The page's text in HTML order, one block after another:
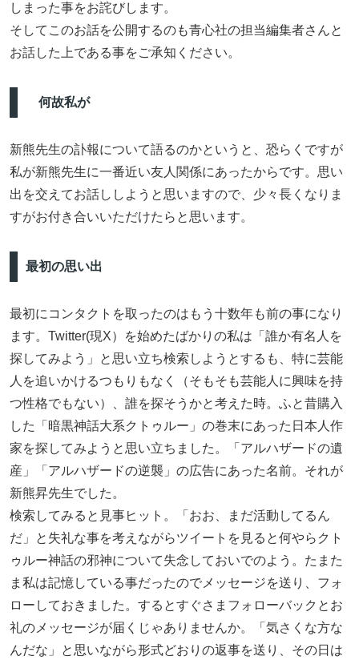
しまった事をお詫びします。
そしてこのお話を公開するのも青心社の担当編集者さんと
お話した上である事をご承知ください。
何故私が
新熊先生の訃報について語るのかというと、恐らくですが
私が新熊先生に一番近い友人関係にあったからです。思い
出を交えてお話ししようと思いますので、少々長くなりま
すがお付き合いいただけたらと思います。
最初の思い出
最初にコンタクトを取ったのはもう十数年も前の事になり
ます。Twitter(現X）を始めたばかりの私は「誰か有名人を
探してみよう」と思い立ち検索しようとするも、特に芸能
人を追いかけるつもりもなく（そもそも芸能人に興味を持
つ性格でもない）、誰を探そうかと考えた時。ふと昔購入
した「暗黒神話大系クトゥルー」の巻末にあった日本人作
家を探してみようと思い立ちました。「アルハザードの遺
産」「アルハザードの逆襲」の広告にあった名前。それが
新熊昇先生でした。
検索してみると見事ヒット。「おお、まだ活動してるん
だ」と失礼な事を考えながらツイートを見ると何やらクト
ゥルー神話の邪神について失念しておいでのよう。たまた
ま私は記憶している事だったのでメッセージを送り、フォ
ローしておきました。するとすぐさまフォローバックとお
礼のメッセージが届くじゃありませんか。「気さくな方な
んだな」と思いながら形式どおりの返事を送り、その日は